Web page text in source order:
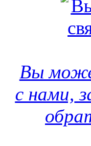
Вы
с нами,